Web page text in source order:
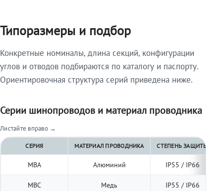
Типоразмеры и подбор
Конкретные номиналы, длина секций, конфигурации
углов и отводов подбираются по каталогу и паспорту.
Ориентировочная структура серий приведена ниже.
Серии шинопроводов и материал проводника
Листайте вправо →
СЕРИЯ МАТЕРИАЛ ПРОВОДНИКА СТЕПЕНЬ ЗАЩИТЫ
МВА Алюминий IP55 / IP66
МВС Медь IP55 / IP66